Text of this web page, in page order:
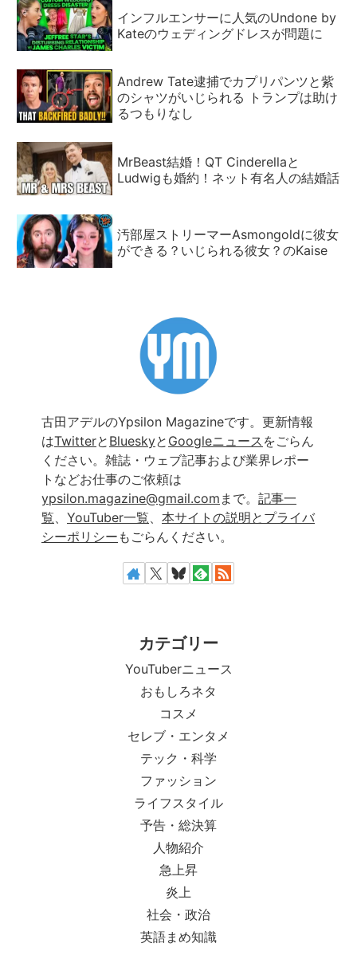
インフルエンサーに人気のUndone by
Kateのウェディングドレスが問題に
Andrew Tate逮捕でカプリパンツと紫
のシャツがいじられる トランプは助け
るつもりなし
MrBeast結婚！QT Cinderellaと
Ludwigも婚約！ネット有名人の結婚話
汚部屋ストリーマーAsmongoldに彼女
ができる？いじられる彼女？のKaise
古田アデルのYpsilon Magazineです。更新情報
はTwitterと Blueskyと Googleニュース をごらん
ください。雑誌・ウェブ記事および業界レポー
トなどお仕事のご依頼は
ypsilon.magazine@gmail.com まで。 記事一
覧
YouTuber一覧
本サイトの説明とプライバ
シーポリシー もごらんください。
カテゴリー
YouTuberニュース
おもしろネタ
コスメ
セレブ・エンタメ
テック・科学
ファッション
ライフスタイル
予告・総決算
人物紹介
急上昇
炎上
社会・政治
英語まめ知識